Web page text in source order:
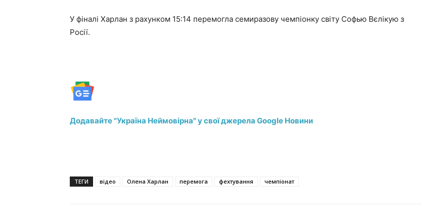
У фіналі Харлан з рахунком 15:14 перемогла семиразову чемпіонку світу Софью Вєлікую з
Росії.
Додавайте "Україна Неймовірна" у свої джерела Google Новини
ТЕГИ відео Олена Харлан перемога фехтування чемпіонат